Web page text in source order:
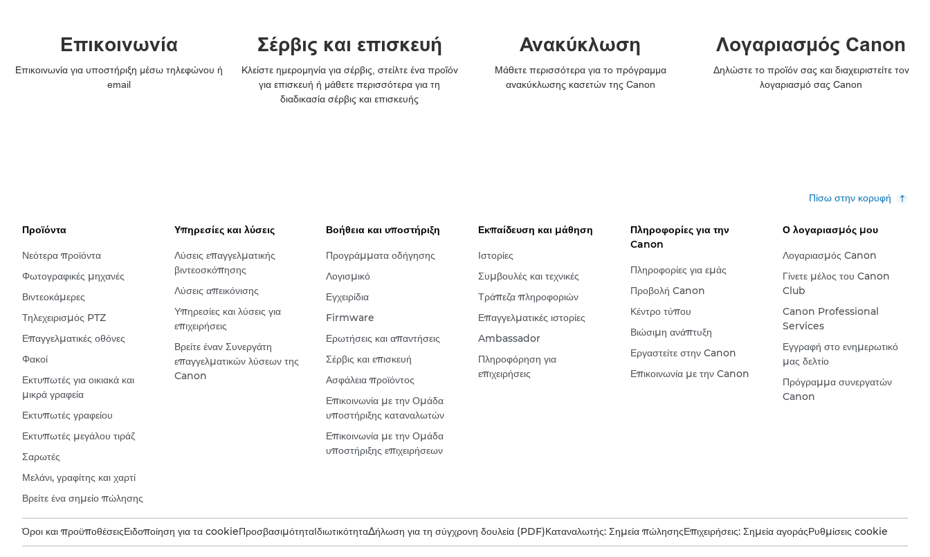
Επικοινωνία
Επικοινωνία για υποστήριξη μέσω τηλεφώνου ή
email
Σέρβις και επισκευή
Κλείστε ημερομηνία για σέρβις, στείλτε ένα προϊόν
για επισκευή ή μάθετε περισσότερα για τη
διαδικασία σέρβις και επισκευής
Ανακύκλωση
Μάθετε περισσότερα για το πρόγραμμα
ανακύκλωσης κασετών της Canon
Λογαριασμός Canon
Δηλώστε το προϊόν σας και διαχειριστείτε τον
λογαριασμό σας Canon
Πίσω στην κορυφή
Προϊόντα
Νεότερα προϊόντα
Φωτογραφικές μηχανές
Βιντεοκάμερες
Τηλεχειρισμός PTZ
Επαγγελματικές οθόνες
Φακοί
Εκτυπωτές για οικιακά και
μικρά γραφεία
Εκτυπωτές γραφείου
Εκτυπωτές μεγάλου τιράζ
Σαρωτές
Μελάνι, γραφίτης και χαρτί
Βρείτε ένα σημείο πώλησης
Υπηρεσίες και λύσεις
Λύσεις επαγγελματικής
βιντεοσκόπησης
Λύσεις απεικόνισης
Υπηρεσίες και λύσεις για
επιχειρήσεις
Βρείτε έναν Συνεργάτη
επαγγελματικών λύσεων της
Canon
Βοήθεια και υποστήριξη
Προγράμματα οδήγησης
Λογισμικό
Εγχειρίδια
Firmware
Ερωτήσεις και απαντήσεις
Σέρβις και επισκευή
Ασφάλεια προϊόντος
Επικοινωνία με την Ομάδα
υποστήριξης καταναλωτών
Επικοινωνία με την Ομάδα
υποστήριξης επιχειρήσεων
Εκπαίδευση και μάθηση
Ιστορίες
Συμβουλές και τεχνικές
Τράπεζα πληροφοριών
Επαγγελματικές ιστορίες
Ambassador
Πληροφόρηση για
επιχειρήσεις
Πληροφορίες για την
Canon
Πληροφορίες για εμάς
Προβολή Canon
Κέντρο τύπου
Βιώσιμη ανάπτυξη
Εργαστείτε στην Canon
Επικοινωνία με την Canon
Ο λογαριασμός μου
Λογαριασμός Canon
Γίνετε μέλος του Canon
Club
Canon Professional
Services
Εγγραφή στο ενημερωτικό
μας δελτίο
Πρόγραμμα συνεργατών
Canon
Όροι και προϋποθέσειςΕιδοποίηση για τα cookieΠροσβασιμότηταΙδιωτικότηταΔήλωση για τη σύγχρονη δουλεία (PDF)Καταναλωτής: Σημεία πώλησηςΕπιχειρήσεις: Σημεία αγοράςΡυθμίσεις cookie